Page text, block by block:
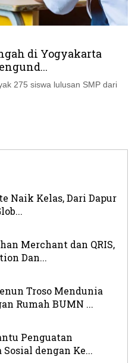
di Yogyakarta
275 siswa lulusan SMP dari
Naik Kelas, Dari Dapur
Merchant dan QRIS,
Dan...
Troso Mendunia
Rumah BUMN ...
Penguatan
dengan Ke...